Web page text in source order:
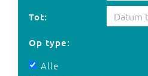
Tot:
Op type:
Alle